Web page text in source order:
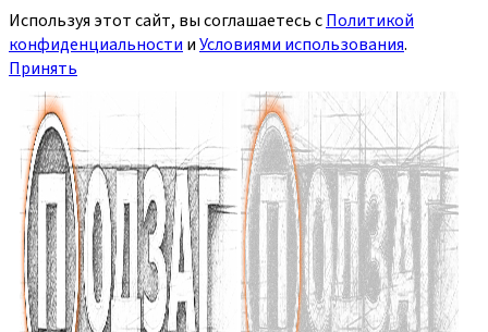
Используя этот сайт, вы соглашаетесь сПолитикой
конфиденциальности иУсловиями использования.
Принять